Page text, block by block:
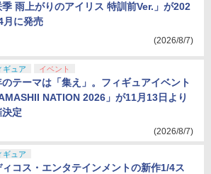
雨上がりのアイリス 特訓前Ver.」が202
月に発売
(2026/8/7)
ギュア イベント
テーマは「集え」。フィギュアイベント
NATION 2026」が11月13日より
決定
(2026/8/7)
ギュア
ィコス・エンタテインメントの新作1/4ス